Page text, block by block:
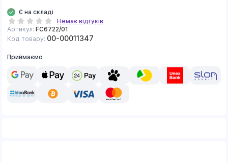
Є на складі
Артикул: FC6722/01
Код товару: 00-00011347
Немає відгуків
Приймаємо